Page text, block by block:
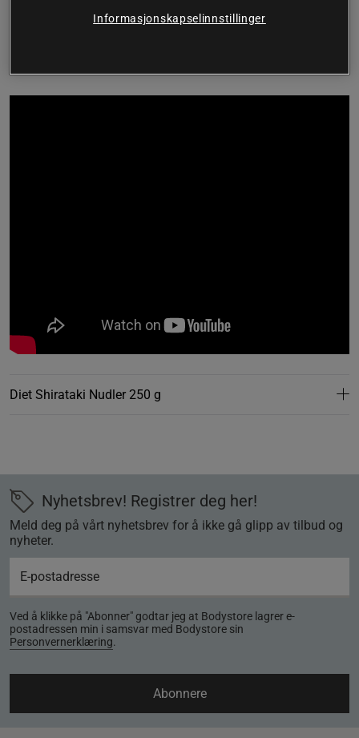
Big Buy: 16 x Diet Noodles, 250 g!
Diet Shirataki Nudler 250 g
Nyhetsbrev! Registrer deg her!
Meld deg på vårt nyhetsbrev for å ikke gå glipp av tilbud og
nyheter.
Ved å klikke på "Abonner" godtar jeg at Bodystore lagrer e-
postadressen min i samsvar med Bodystore sin
Personvernerklæring.
Abonnere
Informasjonskapselinnstillinger